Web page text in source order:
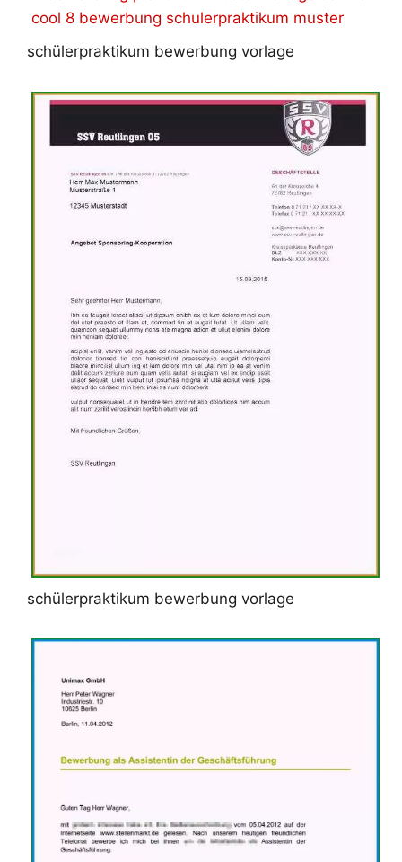
schülerpraktikum bewerbung vorlage
schülerpraktikum bewerbung vorlage